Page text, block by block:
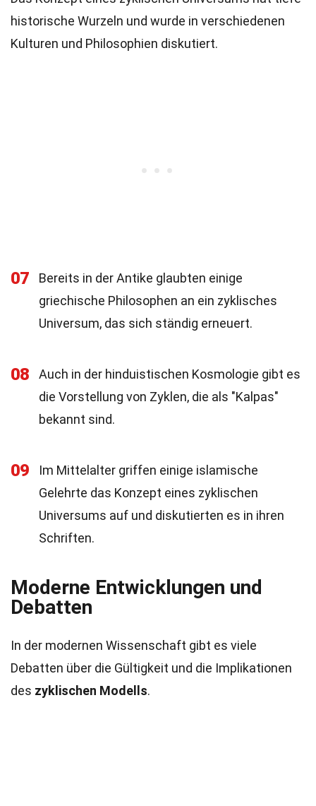
historische Wurzeln und wurde in verschiedenen
Kulturen und Philosophien diskutiert.
07
Bereits in der Antike glaubten einige
griechische Philosophen an ein zyklisches
Universum, das sich ständig erneuert.
08
Auch in der hinduistischen Kosmologie gibt es
die Vorstellung von Zyklen, die als "Kalpas"
bekannt sind.
09
Im Mittelalter griffen einige islamische
Gelehrte das Konzept eines zyklischen
Universums auf und diskutierten es in ihren
Schriften.
Moderne Entwicklungen und
Debatten
In der modernen Wissenschaft gibt es viele
Debatten über die Gültigkeit und die Implikationen
des zyklischen Modells.